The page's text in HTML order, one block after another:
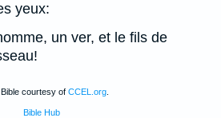
yeux:
un ver, et le fils de
courtesy of CCEL.org
Bible Hub